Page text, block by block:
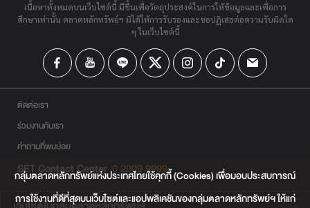
เนื้อหาทั้งหมดบนเว็บไซต์นี้ มีขึ้นเพื่อวัตถุประสงค์ในการให้ข้อมูลและเพื่อการ
ศึกษาเท่านั้น ตลาดหลักทรัพย์ฯ มิได้ให้การรับรองและขอปฏิเสธต่อความรับผิดใด
ๆ ในเว็บไซต์นี้
ติดต่อเรา
ร่วมงานกับเรา
คำถามที่พบบ่อย
SET Contact Center 0 2009 9999
กลุ่มตลาดหลักทรัพย์แห่งประเทศไทยใช้คุกกี้ (Cookies) เพื่อมอบประสบการณ์
การใช้งานที่ดีที่สุดบนเว็บไซต์และแอปพลิเคชันของกลุ่มตลาดหลักทรัพย์ฯ ให้แก่